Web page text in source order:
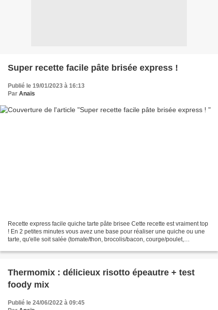
Super recette facile pâte brisée express !
Publié le 19/01/2023 à 16:13
Par Anaïs
Recette express facile quiche tarte pâte brisee Cette recette est vraiment top
! En 2 petites minutes vous avez une base pour réaliser une quiche ou une
tarte, qu'elle soit salée (tomate/thon, brocolis/bacon, courge/poulet,
Thermomix : délicieux risotto épeautre + test
foody mix
Publié le 24/06/2022 à 09:45